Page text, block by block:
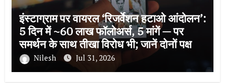
इंस्टाग्राम पर वायरल ‘रिजर्वेशन हटाओ आंदोलन’:
5 दिन में ~60 लाख फॉलोअर्स, 5 मांगें — पर
समर्थन के साथ तीखा विरोध भी; जानें दोनों पक्ष
Nilesh Jul 31, 2026